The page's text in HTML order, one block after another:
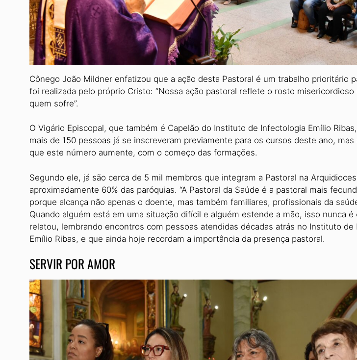
Cônego João Mildner enfatizou que a ação desta Pastoral é um trabalho priori­tário
foi realizada pelo próprio Cristo: “Nossa ação pastoral re­flete o rosto misericordioso
quem sofre”.
O Vigário Episcopal, que também é Capelão do Instituto de Infectologia Emí­lio
mais de 150 pes­soas já se inscreveram previamente para os cursos deste ano, mas
que este número aumente, com o começo das formações.
Segundo ele, já são cerca de 5 mil membros que integram a Pastoral na
aproximada­mente 60% das paróquias. “A Pastoral da Saúde é a pastoral mais
porque alcança não apenas o doente, mas também familiares, profissionais da
Quando alguém está em uma situação difícil e alguém estende a mão, isso nunca é
relatou, lembran­do encontros com pessoas atendidas dé­cadas atrás no Instituto de
Emílio Ribas, e que ainda hoje recordam a importância da presença pastoral.
SERVIR POR AMOR